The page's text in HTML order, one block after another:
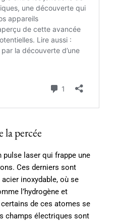
la percée
pulse laser qui frappe une
Ces derniers sont
inoxydable, où se
l’hydrogène et
certains de ces atomes se
champs électriques sont